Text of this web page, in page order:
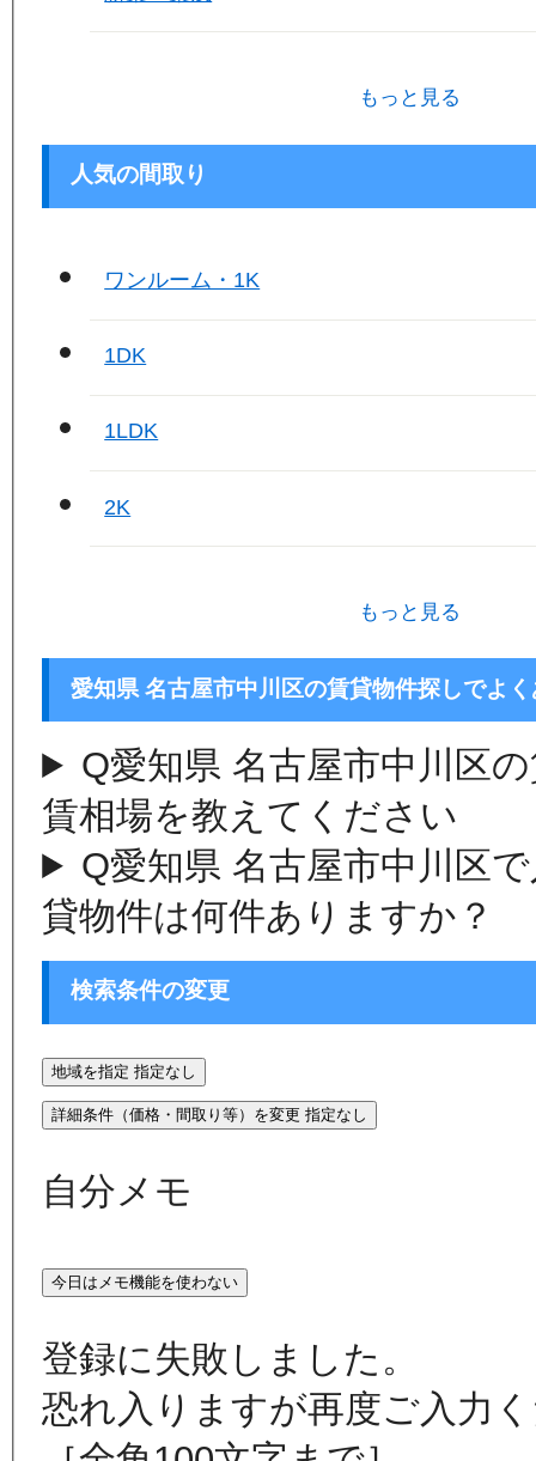
もっと見る
人気の間取り
ワンルーム・1K
1DK
1LDK
2K
もっと見る
愛知県 名古屋市中川区の賃貸物件探しでよ
Q愛知県 名古屋市中川区
賃相場を教えてください
Q愛知県 名古屋市中川区
貸物件は何件ありますか？
検索条件の変更
地域を指定 指定なし
詳細条件（価格・間取り等）を変更 指定なし
自分メモ
今日はメモ機能を使わない
登録に失敗しました。
恐れ入りますが再度ご入力